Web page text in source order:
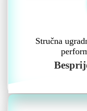
Stručna